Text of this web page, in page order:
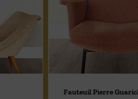
Fauteuil Pierre